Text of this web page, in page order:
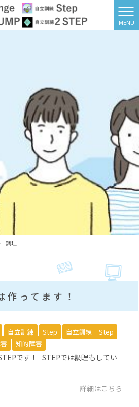
MENU
調理
作ってます！
自立訓練 Step
自立訓練 Step
知的障害
です！ STEPでは調理もしてい
詳細はこちら